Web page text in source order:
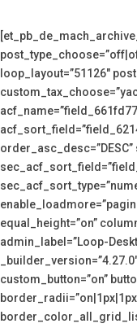
loop_layout=”51126″
equal_height=”on”
admin_label=”Loop-
custom_button=”on”